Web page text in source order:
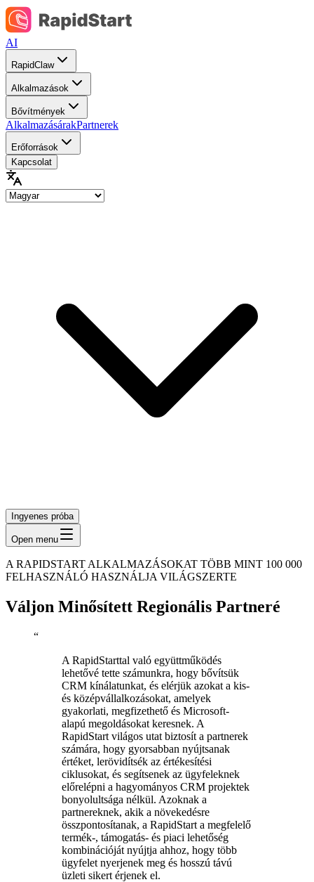
AI
RapidClaw
Alkalmazások
Bővítmények
AlkalmazásárakPartnerek
Erőforrások
Kapcsolat
Ingyenes próba
Open menu
A RAPIDSTART ALKALMAZÁSOKAT TÖBB MINT 100 000
FELHASZNÁLÓ HASZNÁLJA VILÁGSZERTE
Váljon Minősített Regionális Partneré
“
A RapidStarttal való együttműködés
lehetővé tette számunkra, hogy bővítsük
CRM kínálatunkat, és elérjük azokat a kis-
és középvállalkozásokat, amelyek
gyakorlati, megfizethető és Microsoft-
alapú megoldásokat keresnek. A
RapidStart világos utat biztosít a partnerek
számára, hogy gyorsabban nyújtsanak
értéket, lerövidítsék az értékesítési
ciklusokat, és segítsenek az ügyfeleknek
előrelépni a hagyományos CRM projektek
bonyolultsága nélkül. Azoknak a
partnereknek, akik a növekedésre
összpontosítanak, a RapidStart a megfelelő
termék-, támogatás- és piaci lehetőség
kombinációját nyújtja ahhoz, hogy több
ügyfelet nyerjenek meg és hosszú távú
üzleti sikert érjenek el.